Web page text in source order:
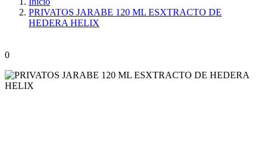
PRIVATOS JARABE 120 ML ESXTRACTO DE
HEDERA HELIX
0